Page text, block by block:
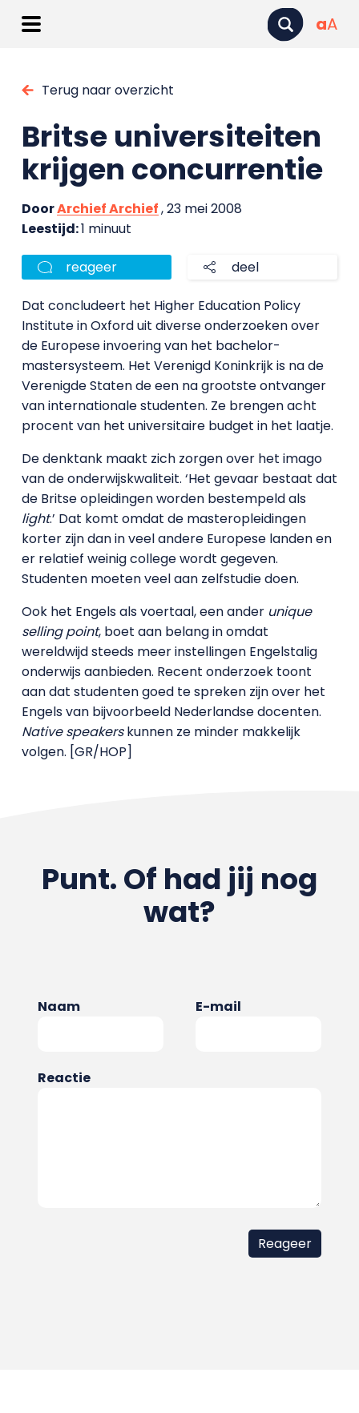
aA
Terug naar overzicht
Britse universiteiten
krijgen concurrentie
DoorArchief Archief, 23 mei 2008
Leestijd:1 minuut
reageer deel
Dat concludeert het Higher Education Policy
Institute in Oxford uit diverse onderzoeken over
de Europese invoering van het bachelor-
mastersysteem. Het Verenigd Koninkrijk is na de
Verenigde Staten de een na grootste ontvanger
van internationale studenten. Ze brengen acht
procent van het universitaire budget in het laatje.
De denktank maakt zich zorgen over het imago
van de onderwijskwaliteit. ‘Het gevaar bestaat dat
de Britse opleidingen worden bestempeld als
light.’ Dat komt omdat de masteropleidingen
korter zijn dan in veel andere Europese landen en
er relatief weinig college wordt gegeven.
Studenten moeten veel aan zelfstudie doen.
Ook het Engels als voertaal, een ander unique
selling point, boet aan belang in omdat
wereldwijd steeds meer instellingen Engelstalig
onderwijs aanbieden. Recent onderzoek toont
aan dat studenten goed te spreken zijn over het
Engels van bijvoorbeeld Nederlandse docenten.
Native speakerskunnen ze minder makkelijk
volgen. [GR/HOP]
Punt. Of had jij nog
wat?
Naam E-mail
Reactie